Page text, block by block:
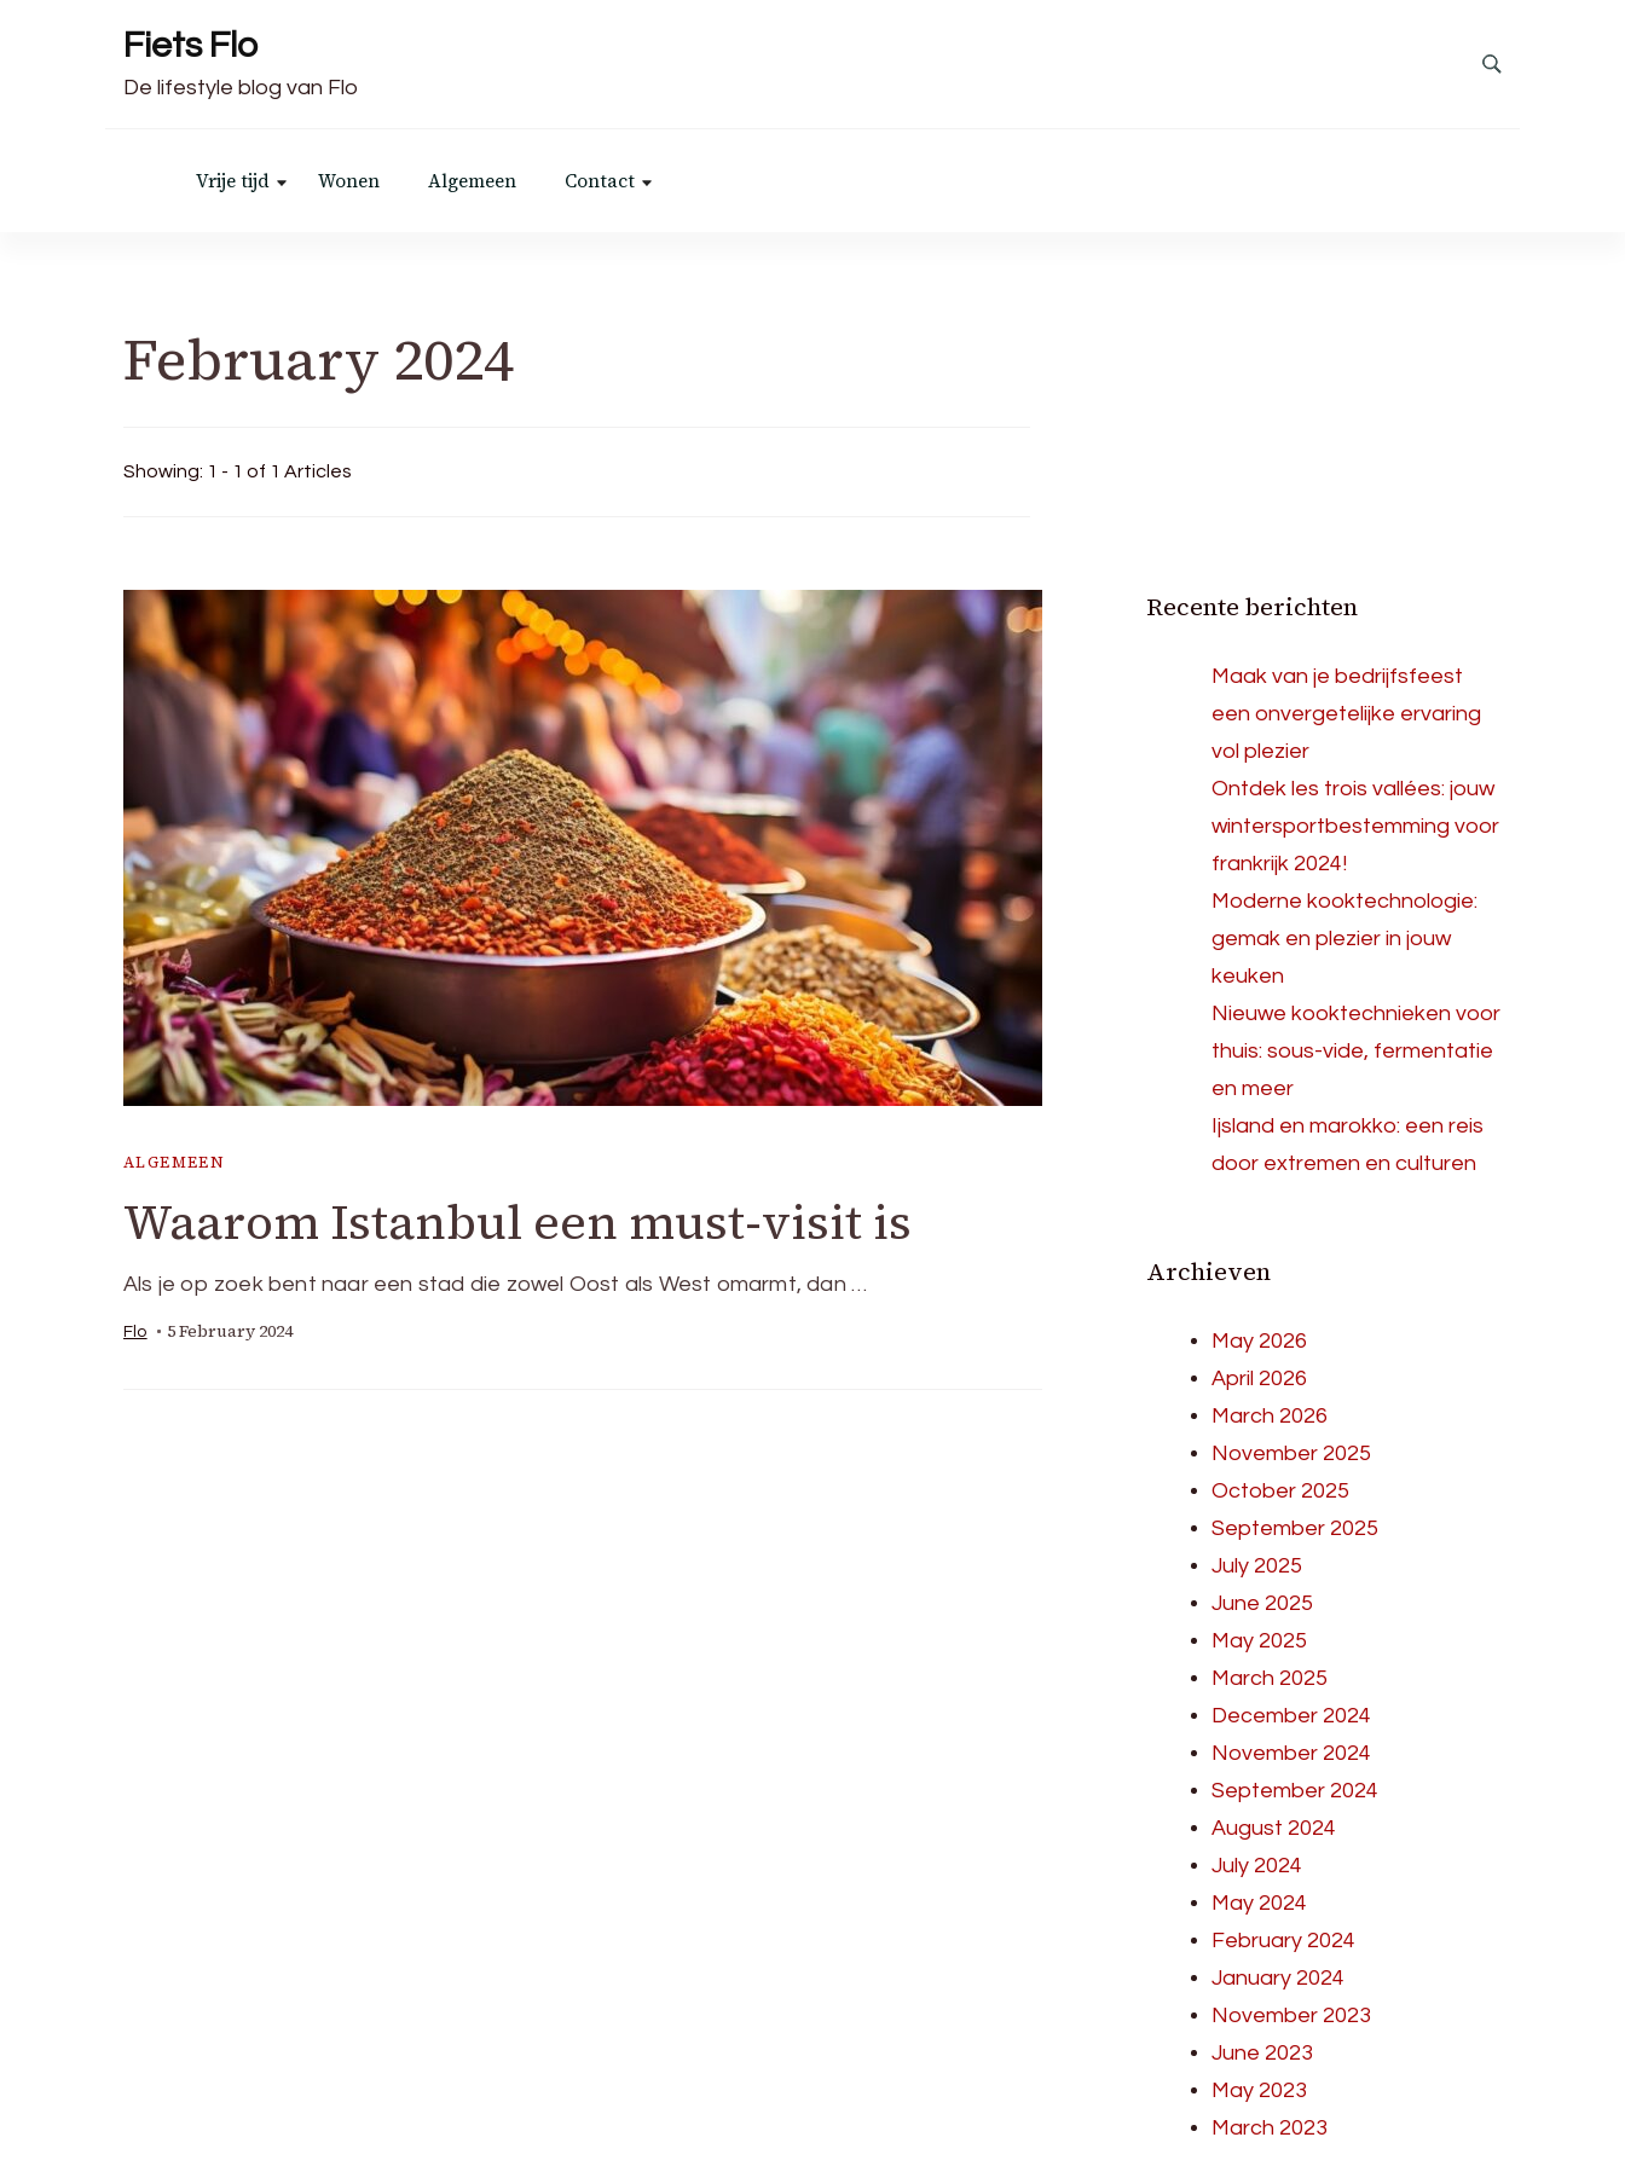
Fiets Flo
De lifestyle blog van Flo
Vrije tijd Wonen Algemeen Contact
February 2024
Showing: 1 - 1 of 1 Articles
ALGEMEEN
Waarom Istanbul een must-visit is
Als je op zoek bent naar een stad die zowel Oost als West omarmt, dan …
Flo 5 February 2024
Recente berichten
Maak van je bedrijfsfeest
een onvergetelijke ervaring
vol plezier
Ontdek les trois vallées: jouw
wintersportbestemming voor
frankrijk 2024!
Moderne kooktechnologie:
gemak en plezier in jouw
keuken
Nieuwe kooktechnieken voor
thuis: sous-vide, fermentatie
en meer
Ijsland en marokko: een reis
door extremen en culturen
Archieven
May 2026
April 2026
March 2026
November 2025
October 2025
September 2025
July 2025
June 2025
May 2025
March 2025
December 2024
November 2024
September 2024
August 2024
July 2024
May 2024
February 2024
January 2024
November 2023
June 2023
May 2023
March 2023